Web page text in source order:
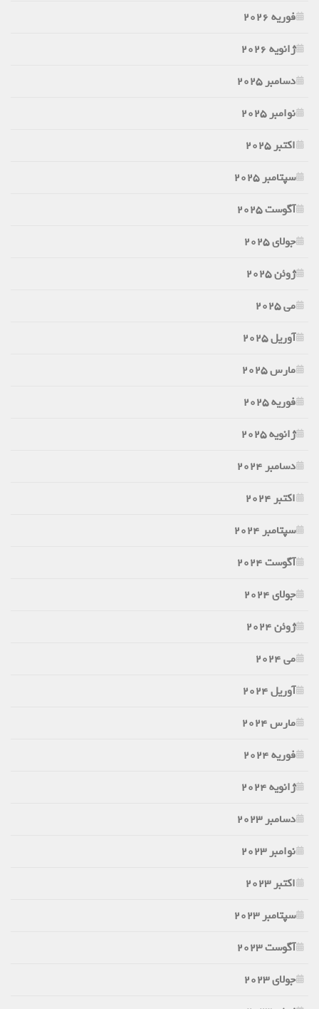
فوریه 2026
ژانویه 2026
دسامبر 2025
نوامبر 2025
اکتبر 2025
سپتامبر 2025
آگوست 2025
جولای 2025
ژوئن 2025
می 2025
آوریل 2025
مارس 2025
فوریه 2025
ژانویه 2025
دسامبر 2024
اکتبر 2024
سپتامبر 2024
آگوست 2024
جولای 2024
ژوئن 2024
می 2024
آوریل 2024
مارس 2024
فوریه 2024
ژانویه 2024
دسامبر 2023
نوامبر 2023
اکتبر 2023
سپتامبر 2023
آگوست 2023
جولای 2023